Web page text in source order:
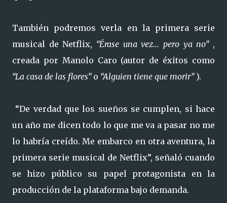
También podremos verla en la primera serie
musical de Netflix, “Érase una vez... pero ya no”,
creada por Manolo Caro (autor de éxitos como
“La casa de las flores” o “Alguien tiene que morir” ).
“De verdad que los sueños se cumplen, si hace
un año me dicen todo lo que me va a pasar no me
lo habría creído. Me embarco en otra aventura, la
primera serie musical de Netflix”, señaló cuando
se hizo público su papel protagonista en la
producción de la plataforma bajo demanda.